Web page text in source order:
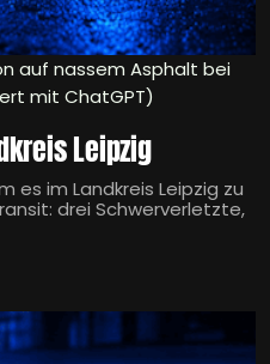
auf nassem Asphalt bei
mit ChatGPT)
Leipzig
im Landkreis Leipzig zu
drei Schwerverletzte,